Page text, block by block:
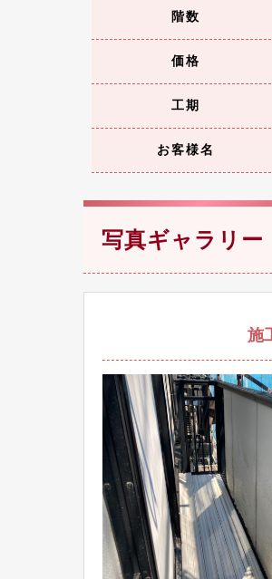
階数
価格
工期
お客様名
写真ギャラリー
施